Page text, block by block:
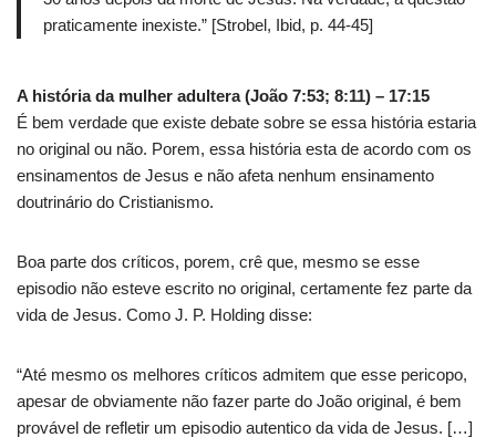
praticamente inexiste.” [Strobel, Ibid, p. 44-45]
A história da mulher adultera (João 7:53; 8:11) – 17:15
É bem verdade que existe debate sobre se essa história estaria
no original ou não. Porem, essa história esta de acordo com os
ensinamentos de Jesus e não afeta nenhum ensinamento
doutrinário do Cristianismo.
Boa parte dos críticos, porem, crê que, mesmo se esse
episodio não esteve escrito no original, certamente fez parte da
vida de Jesus. Como J. P. Holding disse:
“Até mesmo os melhores críticos admitem que esse pericopo,
apesar de obviamente não fazer parte do João original, é bem
provável de refletir um episodio autentico da vida de Jesus. […]